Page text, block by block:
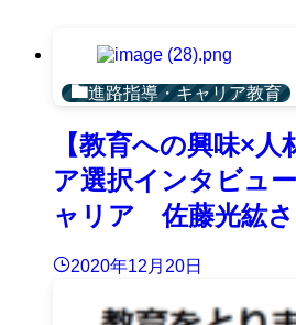
進路指導・キャリア教育
【教育への興味×人
ア選択インタビュ
ャリア 佐藤光紘
2020年12月20日